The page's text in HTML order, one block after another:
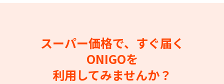
スーパー価格で、すぐ届く
ONIGOを
利用してみませんか？